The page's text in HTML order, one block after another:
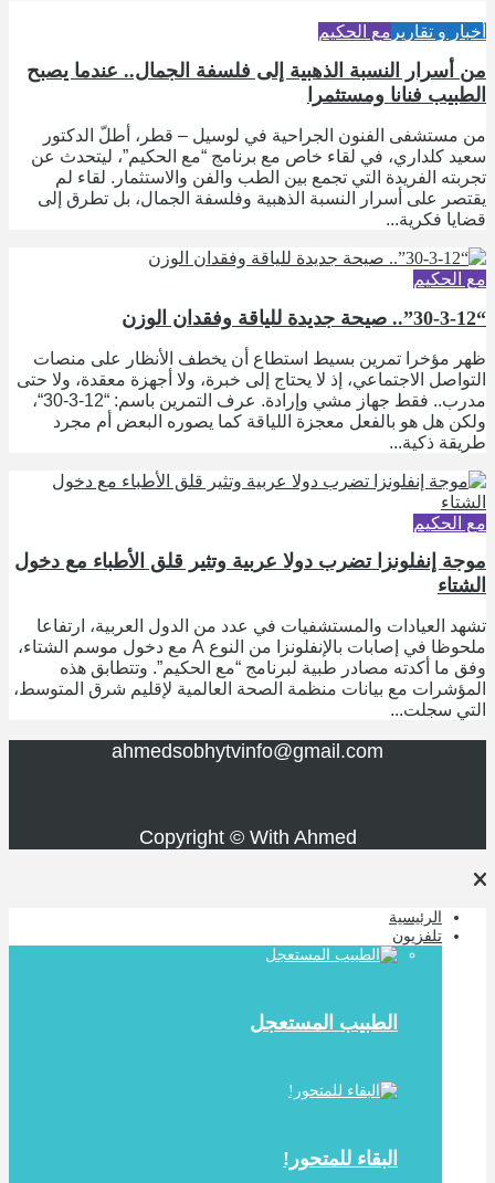
أخبار و تقارير مع الحكيم
من أسرار النسبة الذهبية إلى فلسفة الجمال.. عندما يصبح
الطبيب فنانا ومستثمرا
من مستشفى الفنون الجراحية في لوسيل – قطر، أطلّ الدكتور
سعيد كلداري، في لقاء خاص مع برنامج “مع الحكيم”، ليتحدث عن
تجربته الفريدة التي تجمع بين الطب والفن والاستثمار. لقاء لم
يقتصر على أسرار النسبة الذهبية وفلسفة الجمال، بل تطرق إلى
قضايا فكرية...
مع الحكيم
“30-3-12”.. صيحة جديدة للياقة وفقدان الوزن
ظهر مؤخرا تمرين بسيط استطاع أن يخطف الأنظار على منصات
التواصل الاجتماعي، إذ لا يحتاج إلى خبرة، ولا أجهزة معقدة، ولا حتى
مدرب.. فقط جهاز مشي وإرادة. عرف التمرين باسم: “12-3-30“،
ولكن هل هو بالفعل معجزة اللياقة كما يصوره البعض أم مجرد
طريقة ذكية...
مع الحكيم
موجة إنفلونزا تضرب دولا عربية وتثير قلق الأطباء مع دخول
الشتاء
تشهد العيادات والمستشفيات في عدد من الدول العربية، ارتفاعا
ملحوظا في إصابات بالإنفلونزا من النوع A مع دخول موسم الشتاء،
وفق ما أكدته مصادر طبية لبرنامج “مع الحكيم”. وتتطابق هذه
المؤشرات مع بيانات منظمة الصحة العالمية لإقليم شرق المتوسط،
التي سجلت...
ahmedsobhytvinfo@gmail.com
Copyright © With Ahmed
الرئيسية
تلفزيون
الطبيب المستعجل
البقاء للمتحور!